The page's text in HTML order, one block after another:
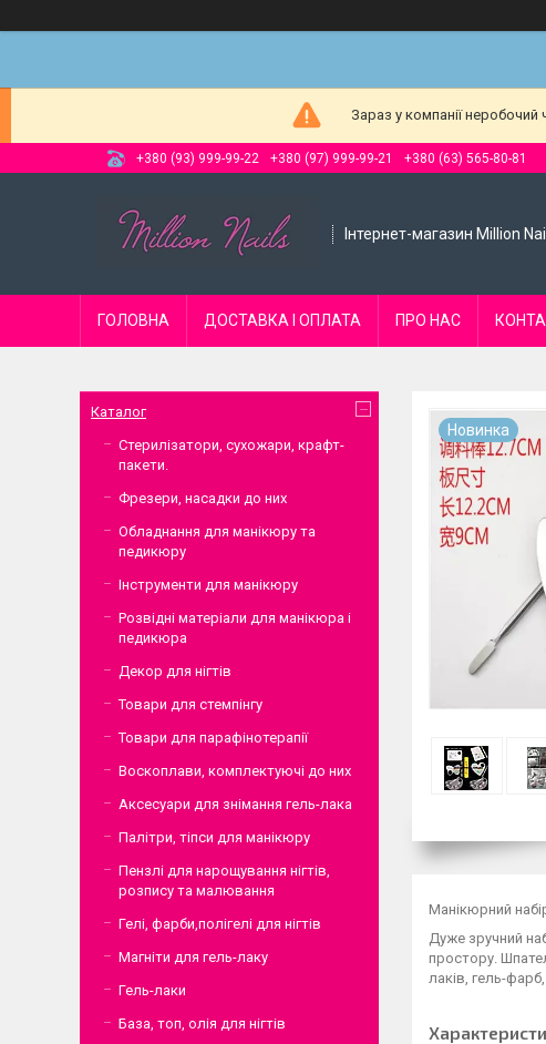
Зараз у компанії
+380 (93) 999-99-22 +380 (97) 999-99-21 +380 (63) 565-80-81
Інтернет-магазин Million
ГОЛОВНА ДОСТАВКА І ОПЛАТА ПРО НАС
Новинка
Манікюрний
Дуже зручний
простору.
лаків, гель-
Каталог
Стерилізатори, сухожари, крафт-
пакети.
Фрезери, насадки до них
Обладнання для манікюру та
педикюру
Інструменти для манікюру
Розвідні матеріали для манікюра і
педикюра
Декор для нігтів
Товари для стемпінгу
Товари для парафінотерапії
Воскоплави, комплектуючі до них
Аксесуари для знімання гель-лака
Палітри, тіпси для манікюру
Пензлі для нарощування нігтів,
розпису та малювання
Гелі, фарби,полігелі для нігтів
Магніти для гель-лаку
Гель-лаки
База, топ, олія для нігтів